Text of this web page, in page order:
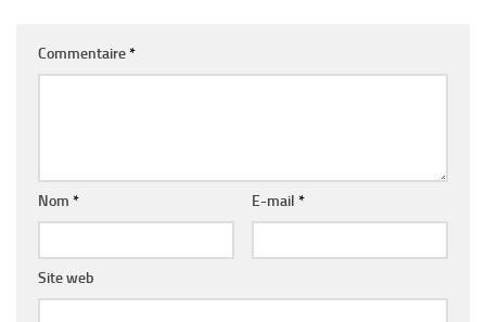
Commentaire*
Nom * E-mail *
Site web